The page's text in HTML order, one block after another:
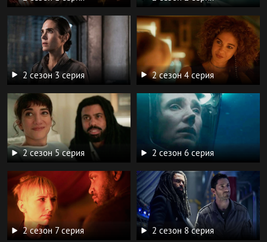
2 сезон 3 серия 2 сезон 4 серия
2 сезон 5 серия 2 сезон 6 серия
2 сезон 7 серия 2 сезон 8 серия